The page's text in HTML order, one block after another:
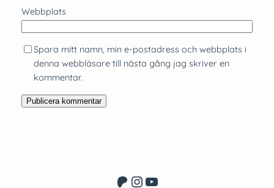
Webbplats
Spara mitt namn, min e-postadress och webbplats i
denna webbläsare till nästa gång jag skriver en
kommentar.
Patreon
Instagram
YouTube